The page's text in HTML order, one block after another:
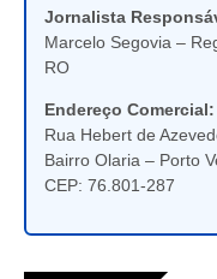
Jornalista
Marcelo Segovia –
RO
Endereço Comercial:
Rua Hebert de
Bairro Olaria – Porto
CEP: 76.801-287